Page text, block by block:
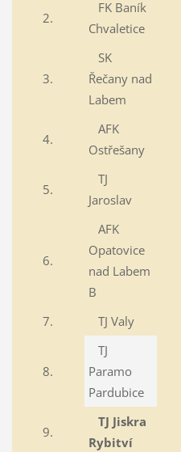
2.
FK Baník
Chvaletice
3.
SK
Řečany nad
Labem
4.
AFK
Ostřešany
5.
TJ
Jaroslav
6.
AFK
Opatovice
nad Labem
B
7. TJ Valy
8.
TJ
Paramo
Pardubice
9.
TJ Jiskra
Rybitví